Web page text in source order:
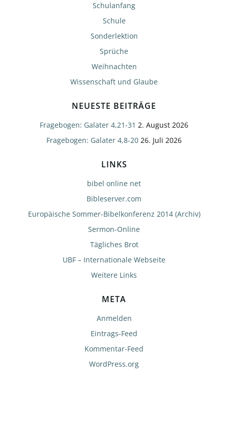
Schulanfang
Schule
Sonderlektion
Sprüche
Weihnachten
Wissenschaft und Glaube
NEUESTE BEITRÄGE
Fragebogen: Galater 4,21-31 2. August 2026
Fragebogen: Galater 4,8-20 26. Juli 2026
LINKS
bibel online net
Bibleserver.com
Europäische Sommer-Bibelkonferenz 2014 (Archiv)
Sermon-Online
Tägliches Brot
UBF – Internationale Webseite
Weitere Links
META
Anmelden
Eintrags-Feed
Kommentar-Feed
WordPress.org